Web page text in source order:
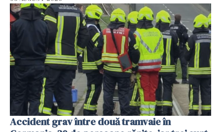
Accident grav între două tramvaie în